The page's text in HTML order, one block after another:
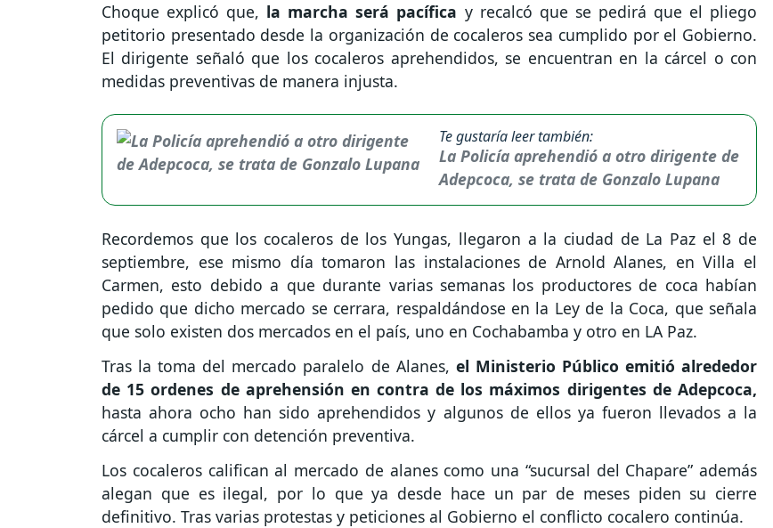
Choque explicó que, la marcha será pacífica y recalcó que se pedirá que el pliego
petitorio presentado desde la organización de cocaleros sea cumplido por el Gobierno.
El dirigente señaló que los cocaleros aprehendidos, se encuentran en la cárcel o con
medidas preventivas de manera injusta.
Te gustaría leer también:
La Policía aprehendió a otro dirigente de
Adepcoca, se trata de Gonzalo Lupana
Recordemos que los cocaleros de los Yungas, llegaron a la ciudad de La Paz el 8 de
septiembre, ese mismo día tomaron las instalaciones de Arnold Alanes, en Villa el
Carmen, esto debido a que durante varias semanas los productores de coca habían
pedido que dicho mercado se cerrara, respaldándose en la Ley de la Coca, que señala
que solo existen dos mercados en el país, uno en Cochabamba y otro en LA Paz.
Tras la toma del mercado paralelo de Alanes, el Ministerio Público emitió alrededor
de 15 ordenes de aprehensión en contra de los máximos dirigentes de Adepcoca,
hasta ahora ocho han sido aprehendidos y algunos de ellos ya fueron llevados a la
cárcel a cumplir con detención preventiva.
Los cocaleros califican al mercado de alanes como una “sucursal del Chapare” además
alegan que es ilegal, por lo que ya desde hace un par de meses piden su cierre
definitivo. Tras varias protestas y peticiones al Gobierno el conflicto cocalero continúa.